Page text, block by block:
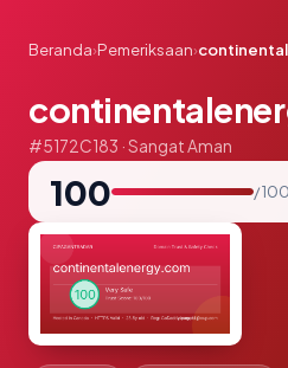
Beranda›Pemeriksaan›
#5172C183 · Sangat Aman
100 / 100